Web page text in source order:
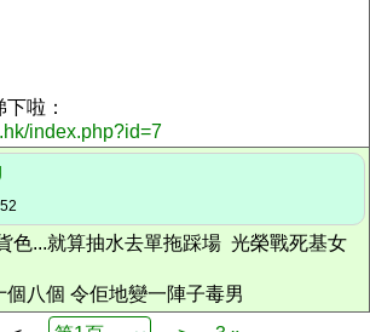
啦：
index.php?id=7
色...就算抽水去單拖踩場 光榮戰死基女
八個 令佢地變一陣子毒男